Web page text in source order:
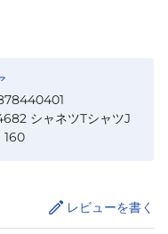
シャネツTシャツJ
160
レビューを書く